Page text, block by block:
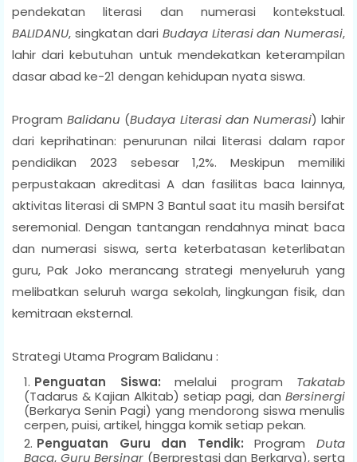
pendekatan literasi dan numerasi kontekstual.
BALIDANU, singkatan dari Budaya Literasi dan Numerasi,
lahir dari kebutuhan untuk mendekatkan keterampilan
dasar abad ke-21 dengan kehidupan nyata siswa.
ProgramBalidanu (Budaya Literasi dan Numerasi) lahir
dari keprihatinan: penurunan nilai literasi dalam rapor
pendidikan 2023 sebesar 1,2%. Meskipun memiliki
perpustakaan akreditasi A dan fasilitas baca lainnya,
aktivitas literasi di SMPN 3 Bantul saat itu masih bersifat
seremonial. Dengan tantangan rendahnya minat baca
dan numerasi siswa, serta keterbatasan keterlibatan
guru, Pak Joko merancang strategi menyeluruh yang
melibatkan seluruh warga sekolah, lingkungan fisik, dan
kemitraan eksternal.
Strategi Utama Program Balidanu :
Penguatan Siswa: melalui program Takatab
(Tadarus & Kajian Alkitab) setiap pagi, dan Bersinergi
(Berkarya Senin Pagi) yang mendorong siswa menulis
cerpen, puisi, artikel, hingga komik setiap pekan.
Penguatan Guru dan Tendik: ProgramDuta
Baca, Guru Bersinar (Berprestasi dan Berkarya), serta